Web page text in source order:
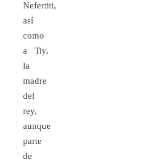
Nefertiti,
así
como
a Tiy,
la
madre
del
rey,
aunque
parte
de